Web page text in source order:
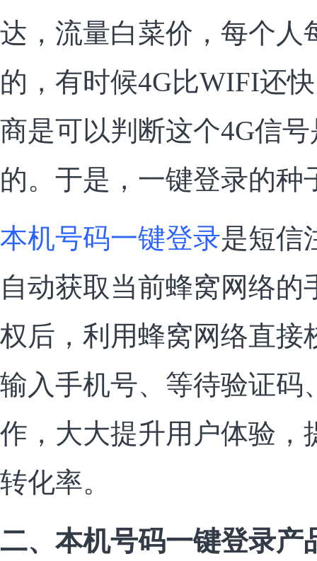
达，流量白菜价，每个人
的，有时候4G比WIFI还
商是可以判断这个4G信
的。于是，一键登录的种
本机号码一键登录是短信
自动获取当前蜂窝网络的
权后，利用蜂窝网络直接
输入手机号、等待验证码
作，大大提升用户体验，
转化率。
二、本机号码一键登录产